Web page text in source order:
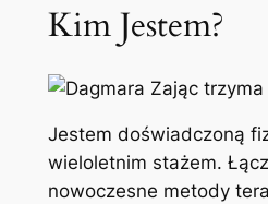
Kim Jestem?
Jestem doświadczoną
wieloletnim stażem.
nowoczesne metody